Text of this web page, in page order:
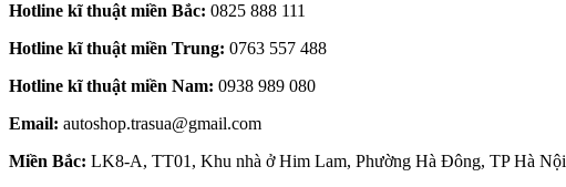
Hotline kĩ thuật miền Bắc: 0825 888 111
Hotline kĩ thuật miền Trung: 0763 557 488
Hotline kĩ thuật miền Nam: 0938 989 080
Email: autoshop.trasua@gmail.com
Miền Bắc: LK8-A, TT01, Khu nhà ở Him Lam, Phường Hà Đông, TP Hà Nội